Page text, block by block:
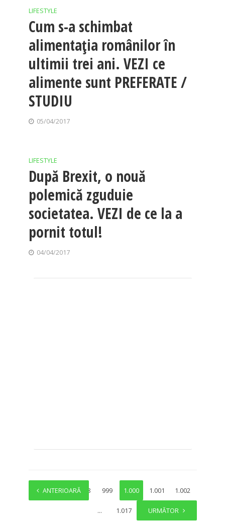
LIFESTYLE
Cum s-a schimbat
alimentația românilor în
ultimii trei ani. VEZI ce
alimente sunt PREFERATE /
STUDIU
05/04/2017
LIFESTYLE
După Brexit, o nouă
polemică zguduie
societatea. VEZI de ce la a
pornit totul!
04/04/2017
ANTERIOARĂ
… 998 999 1.000 1.001 1.002
… 1.017 URMĂTOR